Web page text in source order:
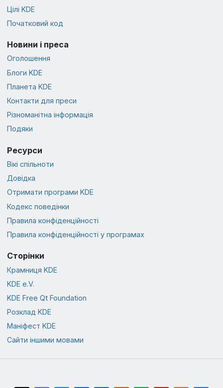
Цілі KDE
Початковий код
Новини і преса
Оголошення
Блоги KDE
Планета KDE
Контакти для преси
Різноманітна інформація
Подяки
Ресурси
Вікі спільноти
Довідка
Отримати програми KDE
Кодекс поведінки
Правила конфіденційності
Правила конфіденційності у програмах
Сторінки
Крамниця KDE
KDE e.V.
KDE Free Qt Foundation
Розклад KDE
Маніфест KDE
Сайти іншими мовами